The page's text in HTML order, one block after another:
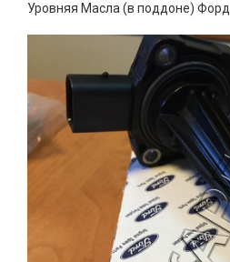
Уровняя Масла (в поддоне) Форд